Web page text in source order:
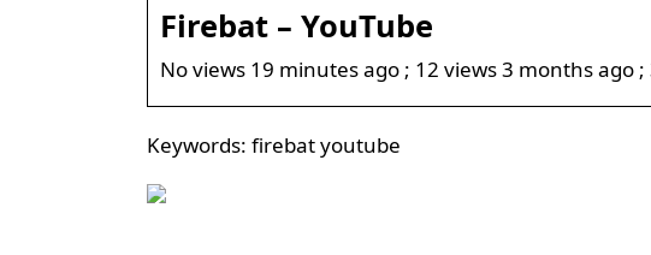
Firebat – YouTube
No views 19 minutes ago ; 12 views 3 months ago
Keywords: firebat youtube